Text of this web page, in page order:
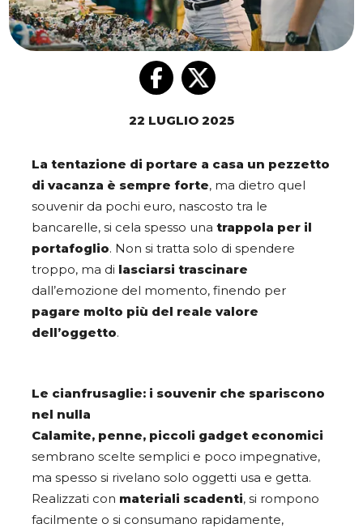
22 LUGLIO 2025
La tentazione di portare a casa un pezzetto
di vacanza è sempre forte, ma dietro quel
souvenir da pochi euro, nascosto tra le
bancarelle, si cela spesso una trappola per il
portafoglio. Non si tratta solo di spendere
troppo, ma di
lasciarsi trascinare
dall’emozione del momento, finendo per
pagare molto più del reale valore
dell’oggetto.
Le cianfrusaglie: i souvenir che spariscono
nel nulla
Calamite, penne, piccoli gadget economici
sembrano scelte semplici e poco impegnative,
ma spesso si rivelano solo oggetti usa e getta.
Realizzati con materiali scadenti, si rompono
facilmente o si consumano rapidamente,